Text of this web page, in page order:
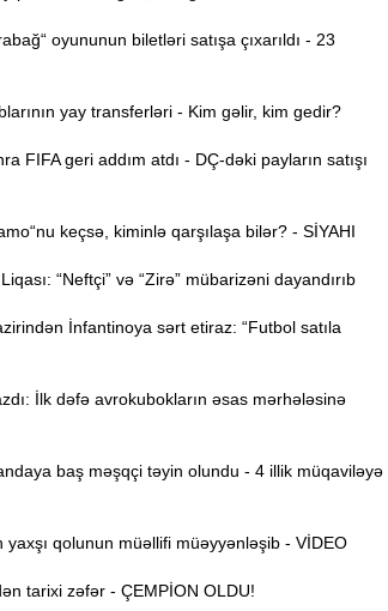
oyununun biletləri satışa çıxarıldı - 23
yay transferləri - Kim gəlir, kim gedir?
FIFA geri addım atdı - DÇ-dəki payların satışı
keçsə, kiminlə qarşılaşa bilər? - SİYAHI
“Neftçi” və “Zirə” mübarizəni dayandırıb
İnfantinoya sərt etiraz: “Futbol satıla
İlk dəfə avrokubokların əsas mərhələsinə
baş məşqçi təyin olundu - 4 illik müqaviləyə
qolunun müəllifi müəyyənləşib - VİDEO
tarixi zəfər - ÇEMPİON OLDU!